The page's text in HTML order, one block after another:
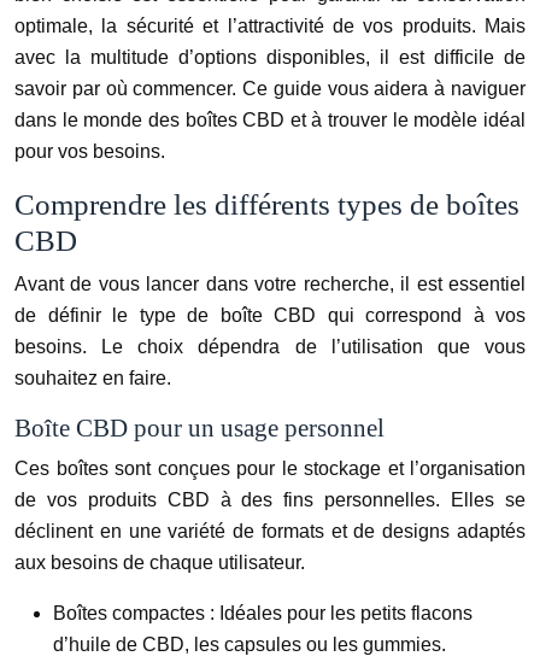
optimale, la sécurité et l’attractivité de vos produits. Mais
avec la multitude d’options disponibles, il est difficile de
savoir par où commencer. Ce guide vous aidera à naviguer
dans le monde des boîtes CBD et à trouver le modèle idéal
pour vos besoins.
Comprendre les différents types de boîtes
CBD
Avant de vous lancer dans votre recherche, il est essentiel
de définir le type de boîte CBD qui correspond à vos
besoins. Le choix dépendra de l’utilisation que vous
souhaitez en faire.
Boîte CBD pour un usage personnel
Ces boîtes sont conçues pour le stockage et l’organisation
de vos produits CBD à des fins personnelles. Elles se
déclinent en une variété de formats et de designs adaptés
aux besoins de chaque utilisateur.
Boîtes compactes : Idéales pour les petits flacons
d’huile de CBD, les capsules ou les gummies.